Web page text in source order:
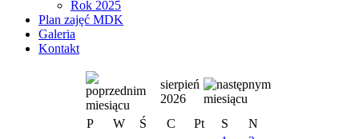
Rok 2025
Plan zajęć MDK
Galeria
Kontakt
sierpień
2026
P
W Ś C Pt S
N